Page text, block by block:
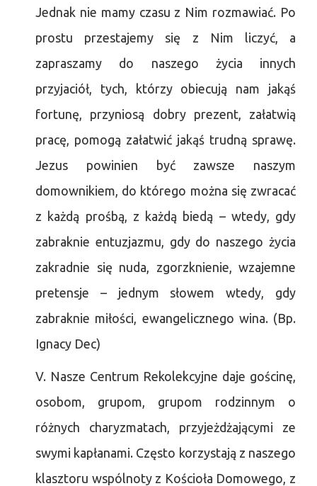
Jednak nie mamy czasu z Nim rozmawiać. Po
prostu przestajemy się z Nim liczyć, a
zapraszamy do naszego życia innych
przyjaciół, tych, którzy obiecują nam jakąś
fortunę, przyniosą dobry prezent, załatwią
pracę, pomogą załatwić jakąś trudną sprawę.
Jezus powinien być zawsze naszym
domownikiem, do którego można się zwracać
z każdą prośbą, z każdą biedą – wtedy, gdy
zabraknie entuzjazmu, gdy do naszego życia
zakradnie się nuda, zgorzknienie, wzajemne
pretensje – jednym słowem wtedy, gdy
zabraknie miłości, ewangelicznego wina. (Bp.
Ignacy Dec)
V. Nasze Centrum Rekolekcyjne daje gościnę,
osobom, grupom, grupom rodzinnym o
różnych charyzmatach, przyjeżdżającymi ze
swymi kapłanami. Często korzystają z naszego
klasztoru wspólnoty z Kościoła Domowego, z